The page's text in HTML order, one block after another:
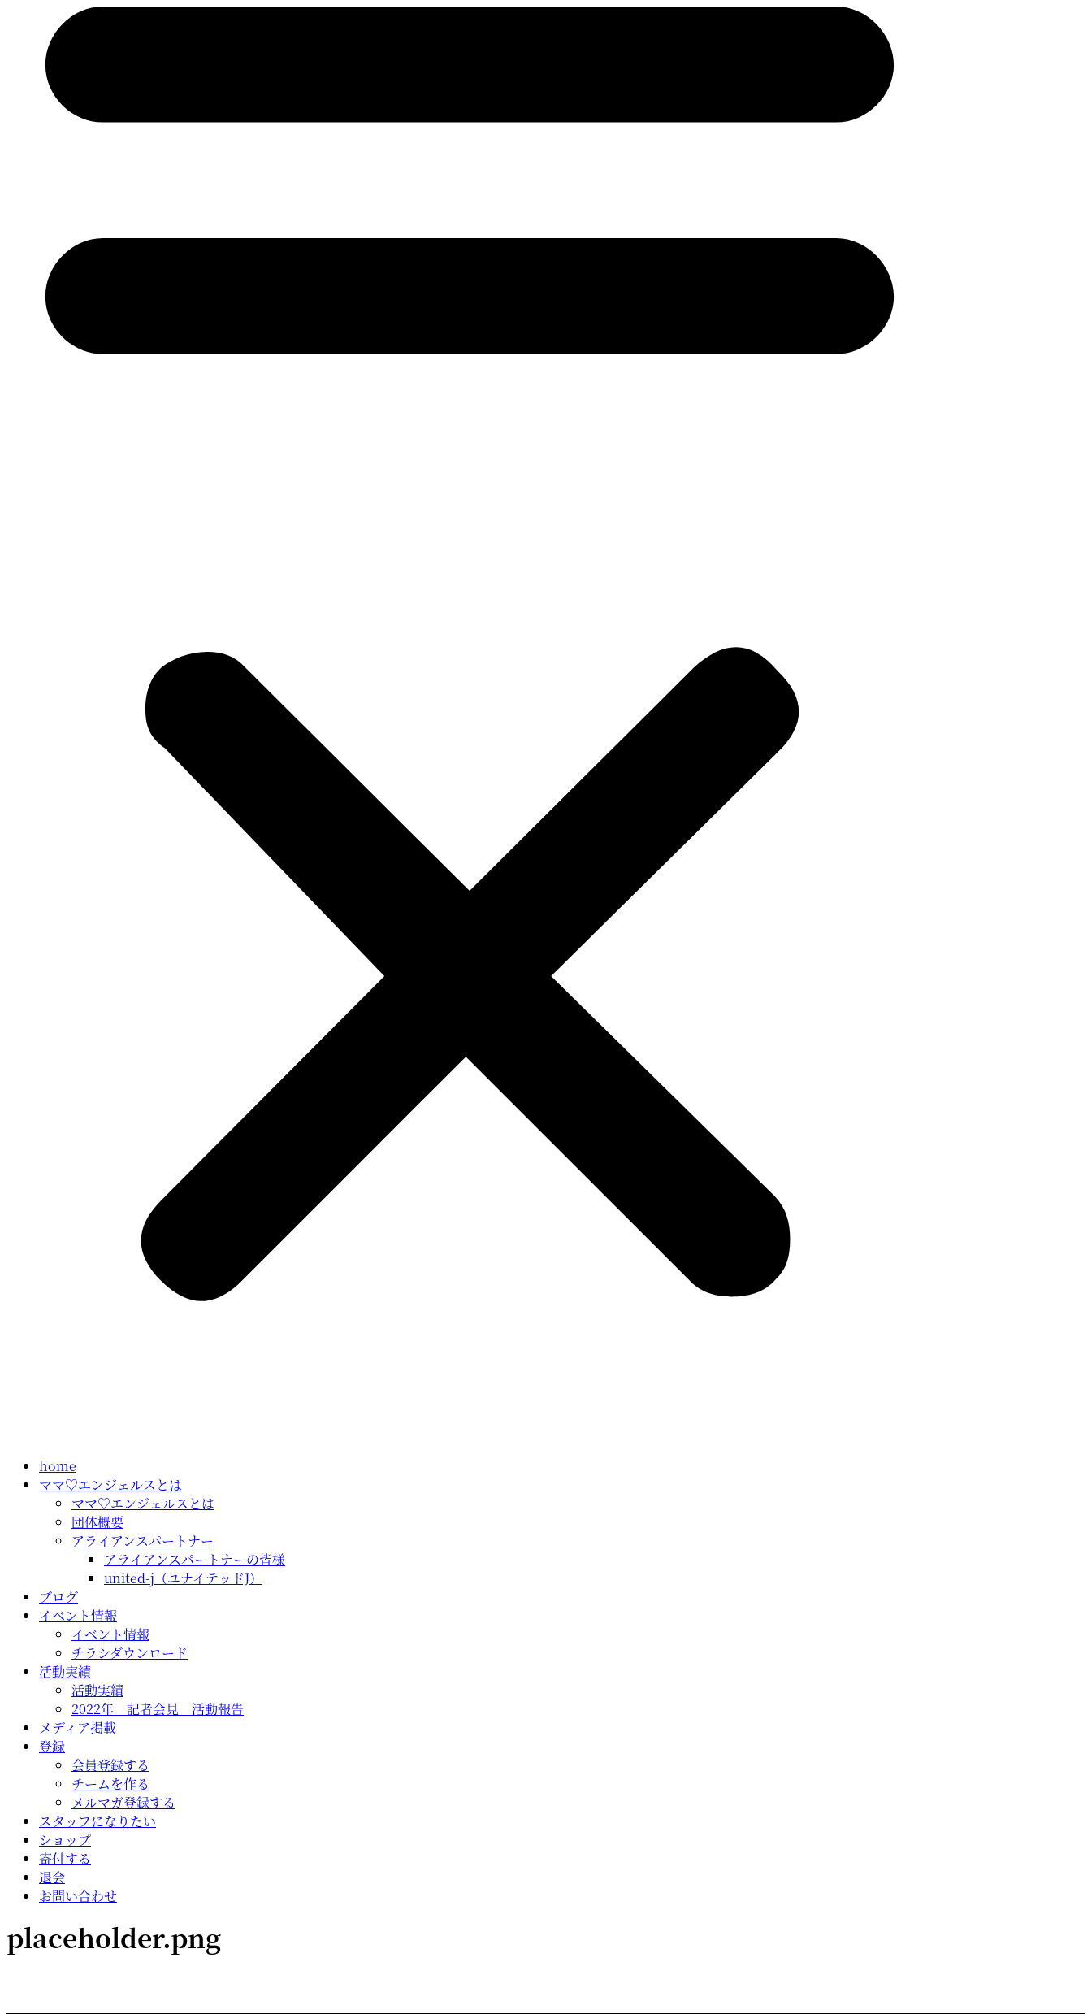
home
ママ♡エンジェルスとは
ママ♡エンジェルスとは
団体概要
アライアンスパートナー
アライアンスパートナーの皆様
united-j（ユナイテッドJ）
ブログ
イベント情報
イベント情報
チラシダウンロード
活動実績
活動実績
2022年 記者会見 活動報告
メディア掲載
登録
会員登録する
チームを作る
メルマガ登録する
スタッフになりたい
ショップ
寄付する
退会
お問い合わせ
placeholder.png